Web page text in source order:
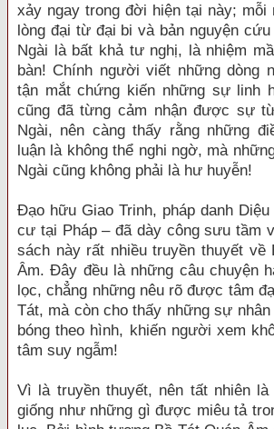
xảy ngay trong đời hiện tại này; mỗi
lòng đại từ đại bi và bản nguyện
Ngài là bất khả tư nghị, là nhiệm
bàn! Chính người viết những dòng
tận mắt chứng kiến những sự linh
cũng đã từng cảm nhận được sự
Ngài, nên càng thấy rằng những
luận là không thể nghi ngờ, mà
Ngài cũng không phải là hư huyễn!
Đạo hữu Giao Trinh, pháp danh
cư tại Pháp – đã dày công sưu tầm
sách này rất nhiều truyền thuyết về
Âm. Đây đều là những câu chuyện
lọc, chẳng những nêu rõ được tâm
Tát, mà còn cho thấy những sự
bóng theo hình, khiến người xem
tâm suy ngẫm!
Vì là truyền thuyết, nên tất nhiên là
giống như những gì được miêu tả